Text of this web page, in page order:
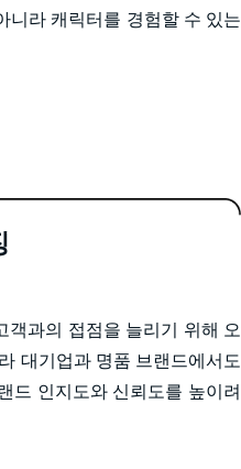
니라 캐릭터를 경험할 수 있는
객과의 접점을 늘리기 위해 오
대기업과 명품 브랜드에서도
드 인지도와 신뢰도를 높이려